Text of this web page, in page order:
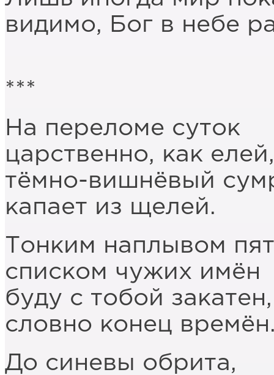
видимо, Бог в небе
***
На переломе суток
царственно, как елей,
тёмно-вишнёвый
капает из щелей.
Тонким наплывом
списком чужих имён
буду с тобой закатен,
словно конец
До синевы обрита,